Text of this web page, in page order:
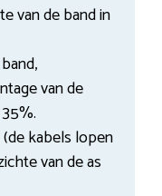
van de band in
van de
(de kabels lopen
van de as